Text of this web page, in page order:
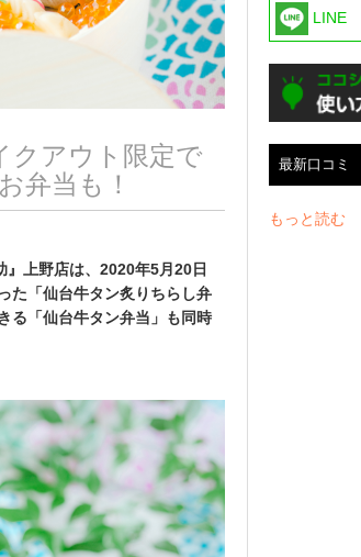
クアウト限定で
弁当も！
上野店は、2020年5月20日
た「仙台牛タン炙りちらし弁
る「仙台牛タン弁当」も同時
LINE
最新口コミ
もっと読む